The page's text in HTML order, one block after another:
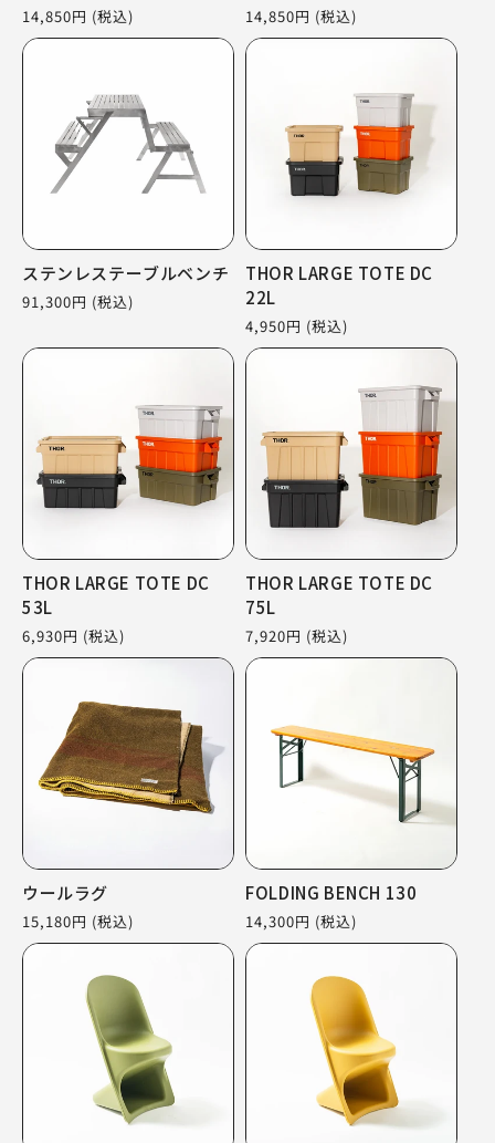
通
常
価
14,850円 (税込)
通
常
価
14,850円 (税込)
ステンレステーブルベンチ
通
価
格
91,300円 (税込)
THOR LARGE TOTE DC
22L
通
常
価
4,950円 (税込)
THOR LARGE TOTE DC
53L
通
常
価
6,930円 (税込)
THOR LARGE TOTE DC
75L
通
常
価
7,920円 (税込)
ウールラグ
通
常
価
15,180円 (税込)
FOLDING BENCH 130
通
常
価
14,300円 (税込)